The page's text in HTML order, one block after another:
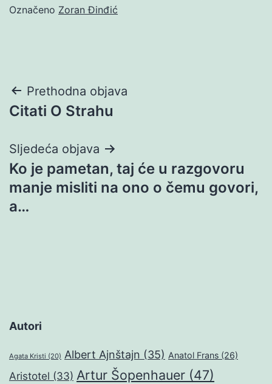
Označeno Zoran Đinđić
Navigacija
objava
Prethodna objava
Citati O Strahu
Sljedeća objava
Ko je pametan, taj će u razgovoru
manje misliti na ono o čemu govori,
a…
Autori
Agata Kristi (20) Albert Ajnštajn (35) Anatol Frans (26)
Aristotel (33) Artur Šopenhauer (47)